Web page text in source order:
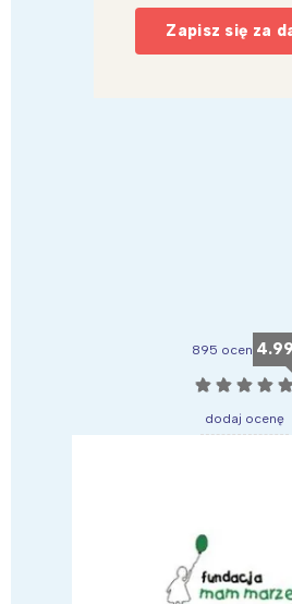
Zapisz się za
895 ocen 4.99
☆ ☆ ☆ ☆
dodaj ocenę